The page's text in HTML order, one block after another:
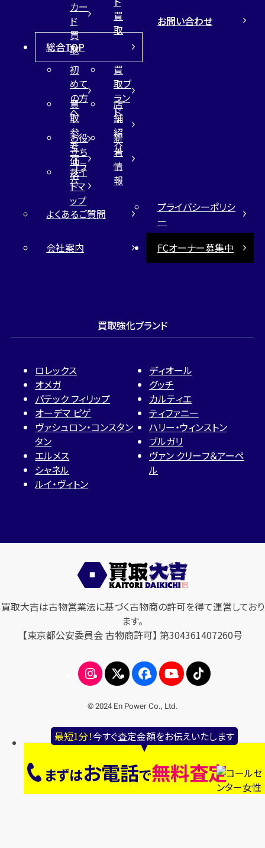
最短1分！今すぐ査定金額をお伝えいたします
まずはお電話で無料査定
買
取
カー
ド
買
取
総合TOP
初
めて
の方
へ
買
取ブ
ラン
ド
買
取
参
考
価
格
店
舗
紹
介
お役
立ち
コラ
ム
新
着
情
報
サイ
トマ
ップ
お問い合わせ
よくあるご質問
プライバシーポリシ
ー
会社案内
FCオーナー募集中
買取強化ブランド
ロレックス
オメガ
パテック フィリップ
オーデマ ピゲ
ヴァシュロン・コンスタン
タン
エルメス
シャネル
ルイ・ヴィトン
ディオール
グッチ
カルティエ
ティファニー
ハリー・ウィンストン
ブルガリ
ヴァン クリーフ＆アーペ
ル
買取大吉は古物営業法に基づく古物商の許可を得て運営しており
ます。
【東京都公安委員会 古物商許可】 第304361407260号
© 2024 En Power Co., Ltd.